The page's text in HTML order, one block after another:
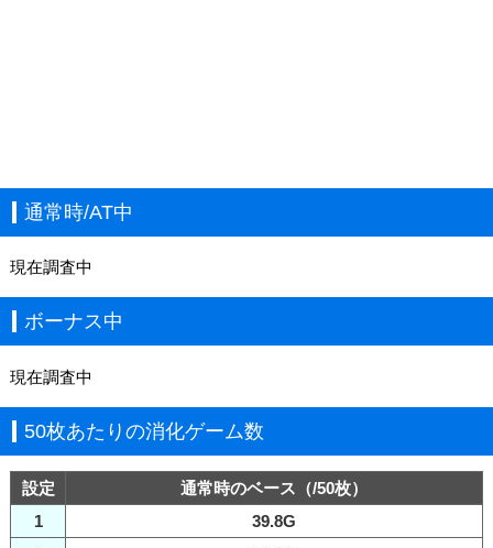
通常時/AT中
現在調査中
ボーナス中
現在調査中
50枚あたりの消化ゲーム数
設定
通常時のベース（/50枚）
1
39.8G